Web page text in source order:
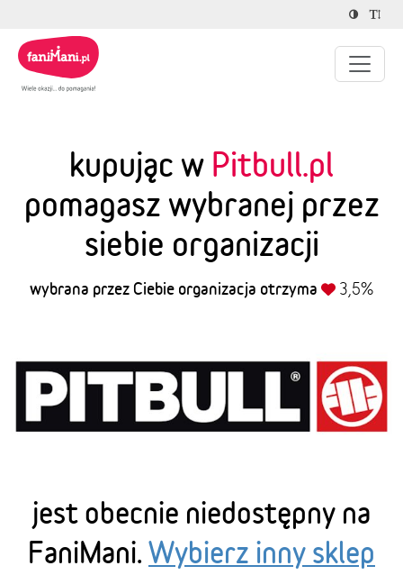
kupując w Pitbull.pl
pomagasz wybranej przez
siebie organizacji
wybrana przez Ciebie organizacja otrzyma 3,5%
jest obecnie niedostępny na
FaniMani. Wybierz inny sklep